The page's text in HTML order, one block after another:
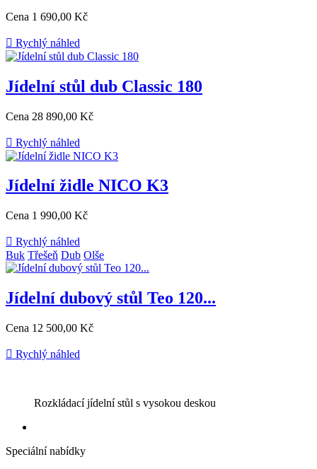
Cena 1 690,00 Kč
 Rychlý náhled
Jídelní stůl dub Classic 180
Cena 28 890,00 Kč
 Rychlý náhled
Jídelní židle NICO K3
Cena 1 990,00 Kč
 Rychlý náhled
Buk Třešeň Dub Olše
Jídelní dubový stůl Teo 120...
Cena 12 500,00 Kč
 Rychlý náhled
Rozkládací jídelní stůl s vysokou deskou
Speciální nabídky